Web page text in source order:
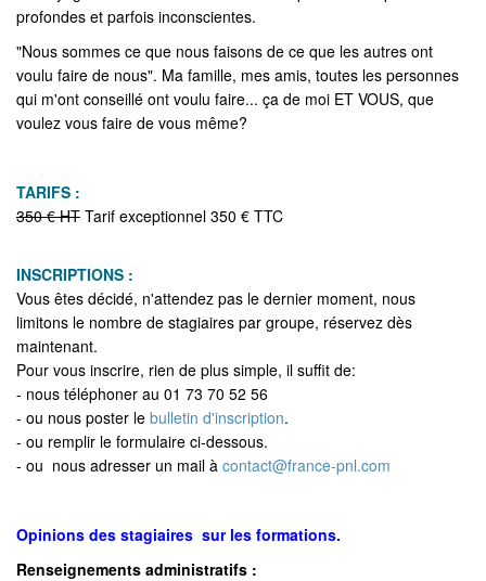
profondes et parfois inconscientes.
"Nous sommes ce que nous faisons de ce que les autres ont
voulu faire de nous". Ma famille, mes amis, toutes les personnes
qui m'ont conseillé ont voulu faire... ça de moi ET VOUS, que
voulez vous faire de vous même?
TARIFS :
350 € HT Tarif exceptionnel 350 € TTC
INSCRIPTIONS :
Vous êtes décidé, n'attendez pas le dernier moment, nous
limitons le nombre de stagiaires par groupe, réservez dès
maintenant.
Pour vous inscrire, rien de plus simple, il suffit de:
- nous téléphoner au 01 73 70 52 56
- ou nous poster le bulletin d'inscription.
- ou remplir le formulaire ci-dessous.
- ou nous adresser un mail à contact@france-pnl.com
Opinions des stagiaires sur les formations.
Renseignements administratifs :